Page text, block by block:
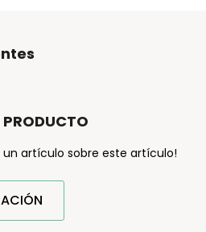
un artículo sobre este artículo!